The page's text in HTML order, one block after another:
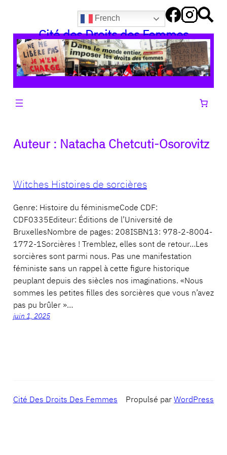
contenu
French
Cité des Droits des Femmes
Auteur : Natacha Chetcuti-Osorovitz
Witches Histoires de sorcières
Genre: Histoire du féminismeCode CDF:
CDF0335Editeur: Éditions de l’Université de
BruxellesNombre de pages: 208ISBN13: 978-2-8004-
1772-1Sorcières ! Tremblez, elles sont de retour…Les
sorcières sont parmi nous. Pas une manifestation
féministe sans un rappel à cette figure historique
peuplant depuis des siècles nos imaginations. «Nous
sommes les petites filles des sorcières que vous n’avez
pas pu brûler »…
juin 1, 2025
Cité Des Droits Des Femmes Propulsé parWordPress